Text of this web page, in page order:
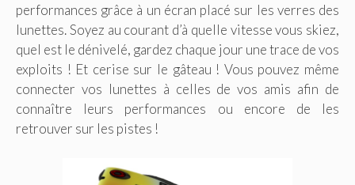
performances grâce à un écran placé sur les verres des
lunettes. Soyez au courant d’à quelle vitesse vous skiez,
quel est le dénivelé, gardez chaque jour une trace de vos
exploits ! Et cerise sur le gâteau ! Vous pouvez même
connecter vos lunettes à celles de vos amis afin de
connaître leurs performances ou encore de les
retrouver sur les pistes !